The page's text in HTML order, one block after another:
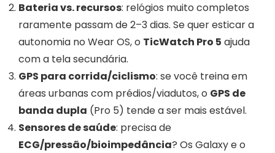
Bateria vs. recursos: relógios muito completos
raramente passam de 2–3 dias. Se quer esticar a
autonomia no Wear OS, o TicWatch Pro 5 ajuda
com a tela secundária.
GPS para corrida/ciclismo: se você treina em
áreas urbanas com prédios/viadutos, o GPS de
banda dupla (Pro 5) tende a ser mais estável.
Sensores de saúde: precisa de
ECG/pressão/bioimpedância? Os Galaxy e o